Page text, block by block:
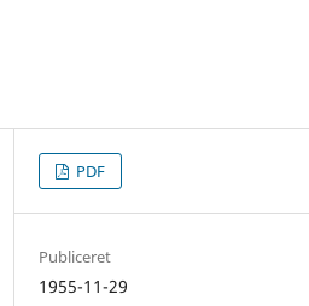
PDF
Publiceret
1955-11-29